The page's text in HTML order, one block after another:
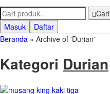
Cari
Masuk
Daftar
Beranda » Archive of 'Durian'
Kategori Durian